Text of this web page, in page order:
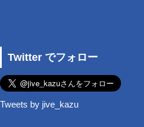
Twitter でフォロー
Tweets by jive_kazu